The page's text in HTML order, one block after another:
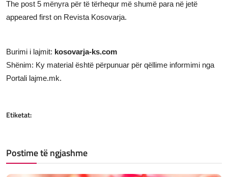
The post 5 mënyra për të tërhequr më shumë para në jetë
appeared first on Revista Kosovarja.
Burimi i lajmit: kosovarja-ks.com
Shënim: Ky material është përpunuar për qëllime informimi nga
Portali lajme.mk.
Etiketat:
Postime të ngjashme